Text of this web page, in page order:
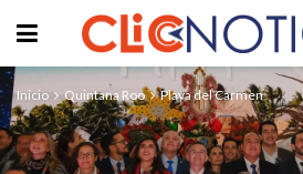
Inicio Quintana Roo Playa del Carmen